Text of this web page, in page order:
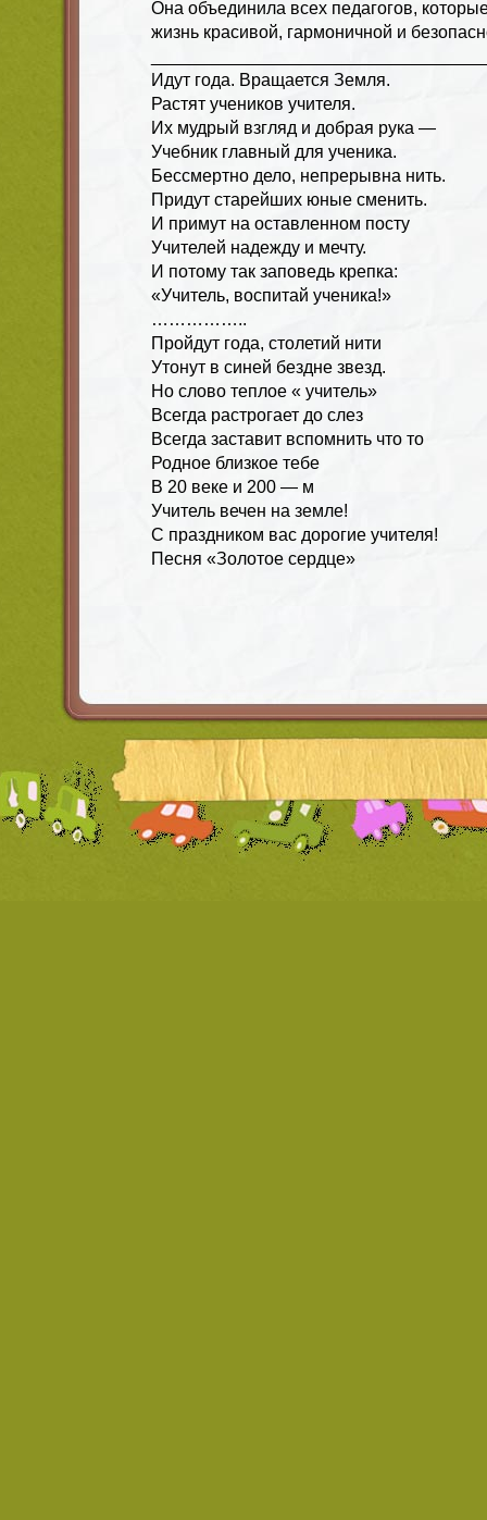
Она объединила всех педагогов,
жизнь красивой, гармоничной и
Идут года. Вращается Земля.
Растят учеников учителя.
Их мудрый взгляд и добрая рука —
Учебник главный для ученика.
Бессмертно дело, непрерывна нить.
Придут старейших юные сменить.
И примут на оставленном посту
Учителей надежду и мечту.
И потому так заповедь крепка:
«Учитель, воспитай ученика!»
……………..
Пройдут года, столетий нити
Утонут в синей бездне звезд.
Но слово теплое « учитель»
Всегда растрогает до слез
Всегда заставит вспомнить что то
Родное близкое тебе
В 20 веке и 200 — м
Учитель вечен на земле!
С праздником вас дорогие учителя!
Песня «Золотое сердце»